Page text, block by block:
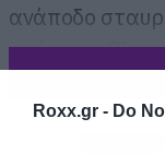
Roxx.gr - Do
ανάποδο
πρώτος ο